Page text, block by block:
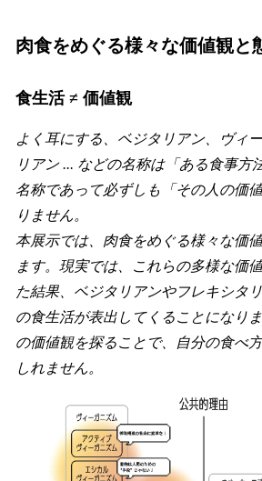
肉食をめぐる様々な価値観と
食生活 ≠ 価値観
よく耳にする、ベジタリアン、ヴィ
リアン ... などの名称は「ある食事方
名称であって必ずしも「その人の価
りません。
本展示では、肉食をめぐる様々な価
ます。現実では、これらの多様な価
た結果、ベジタリアンやフレキシタ
の食生活が表出してくることになり
の価値観を探ることで、自分の食べ
しれません。